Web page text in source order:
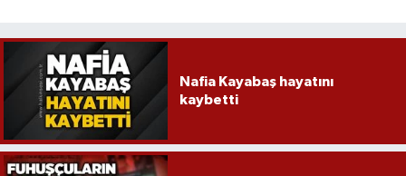
Nafia Kayabaş hayatını
kaybetti